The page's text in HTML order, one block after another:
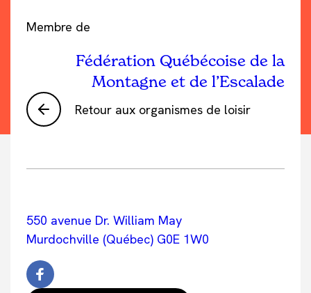
Retour aux organismes de loisir
Membre de
Fédération Québécoise de la
Montagne et de l’Escalade
550 avenue Dr. William May
Murdochville (Québec) G0E 1W0